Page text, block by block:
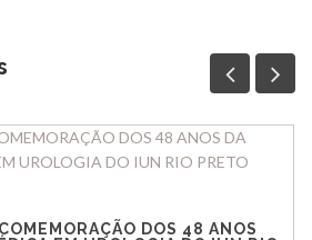
DOS 48 ANOS